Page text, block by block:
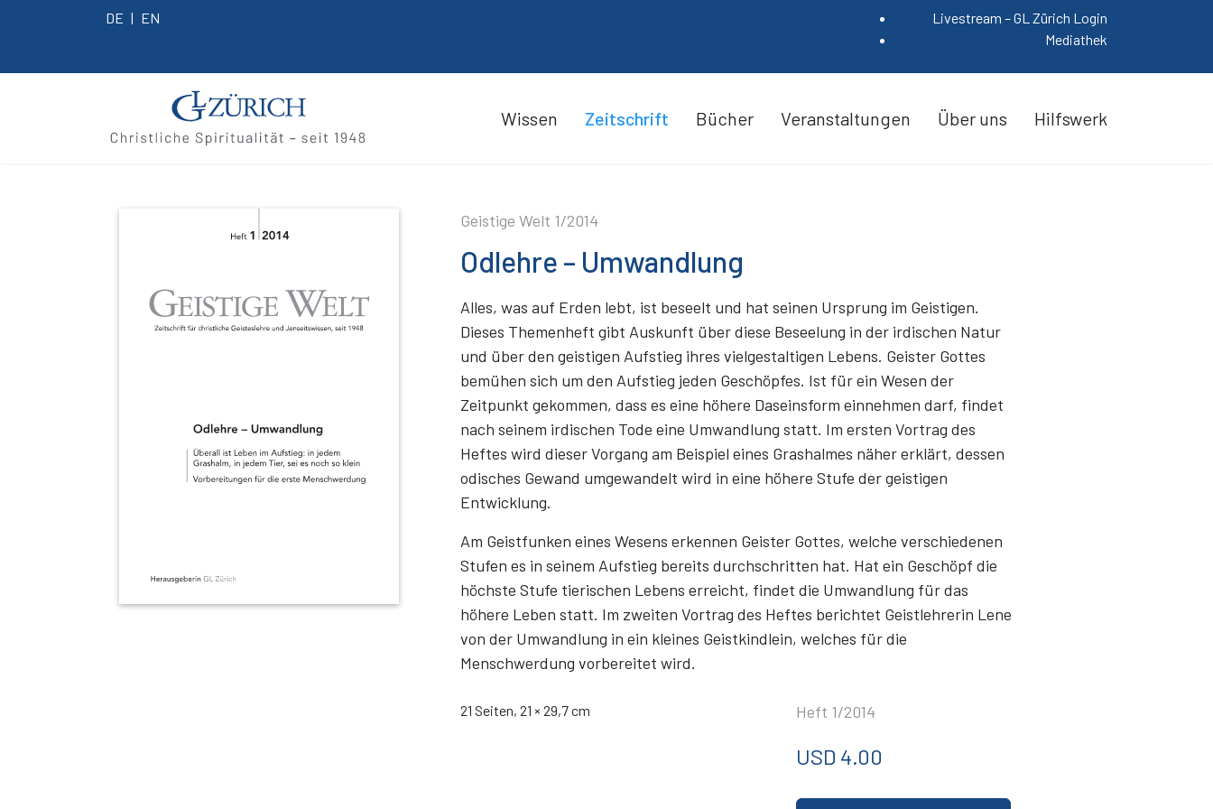
DE EN
Livestream – GL Zürich Login
Mediathek
Wissen Zeitschrift Bücher Veranstaltungen Über uns Hilfswerk
Geistige Welt 1/2014
Odlehre – Umwandlung
Alles, was auf Erden lebt, ist beseelt und hat seinen Ursprung im Geistigen.
Dieses Themenheft gibt Auskunft über diese Beseelung in der irdischen Natur
und über den geistigen Aufstieg ihres vielgestaltigen Lebens. Geister Gottes
bemühen sich um den Aufstieg jeden Geschöpfes. Ist für ein Wesen der
Zeitpunkt gekommen, dass es eine höhere Daseinsform einnehmen darf, findet
nach seinem irdischen Tode eine Umwandlung statt. Im ersten Vortrag des
Heftes wird dieser Vorgang am Beispiel eines Grashalmes näher erklärt, dessen
odisches Gewand umgewandelt wird in eine höhere Stufe der geistigen
Entwicklung.
Am Geistfunken eines Wesens erkennen Geister Gottes, welche verschiedenen
Stufen es in seinem Aufstieg bereits durchschritten hat. Hat ein Geschöpf die
höchste Stufe tierischen Lebens erreicht, findet die Umwandlung für das
höhere Leben statt. Im zweiten Vortrag des Heftes berichtet Geistlehrerin Lene
von der Umwandlung in ein kleines Geistkindlein, welches für die
Menschwerdung vorbereitet wird.
Heft 1/2014
USD 4.00
21 Seiten, 21 × 29,7 cm